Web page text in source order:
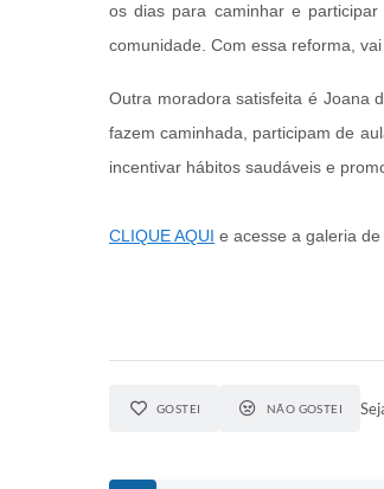
os dias para caminhar e
comunidade. Com essa reforma,
Outra moradora satisfeita é Joana
fazem caminhada, participam de
incentivar hábitos saudáveis e
CLIQUE AQUI e acesse a galeria de
GOSTEI NÃO GOSTEI